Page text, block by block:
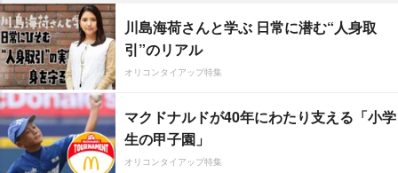
川島海荷さんと学ぶ 日常に潜む“人身取
引”のリアル
オリコンタイアップ特集
マクドナルドが40年にわたり支える「小学
生の甲子園」
オリコンタイアップ特集